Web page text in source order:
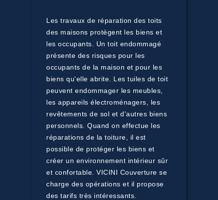
Les travaux de réparation des toits
des maisons protègent les biens et
les occupants. Un toit endommagé
présente des risques pour les
occupants de la maison et pour les
biens qu'elle abrite. Les tuiles de toit
peuvent endommager les meubles,
les appareils électroménagers, les
revêtements de sol et d'autres biens
personnels. Quand on effectue les
réparations de la toiture, il est
possible de protéger les biens et
créer un environnement intérieur sûr
et confortable. VICINI Couverture se
charge des opérations et il propose
des tarifs très intéressants.